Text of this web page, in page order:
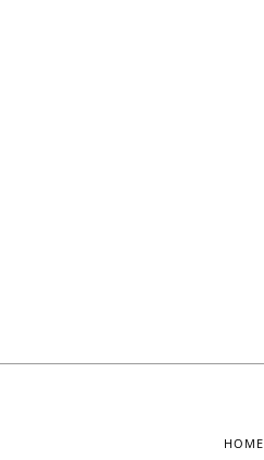
HOME